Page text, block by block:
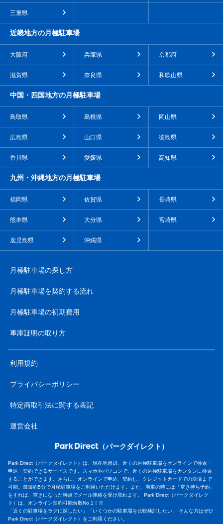
三重県
近畿地方の月極駐車場
大阪府 兵庫県 京都府
滋賀県 奈良県 和歌山県
中国・四国地方の月極駐車場
鳥取県 島根県 岡山県
広島県 山口県 徳島県
香川県 愛媛県 高知県
九州・沖縄地方の月極駐車場
福岡県 佐賀県 長崎県
熊本県 大分県 宮崎県
鹿児島県 沖縄県
月極駐車場の探し方
月極駐車場を契約する流れ
月極駐車場の初期費用
車庫証明の取り方
利用規約
プライバシーポリシー
特定商取引法に関する表記
運営会社
（パークダイレクト）
Park Direct（パークダイレクト）は、現在地周辺、近くの月極駐車場をオンラインで検索・
申込・契約できるサービスです。スマホやパソコンで、近くの月極駐車場をカンタンに検索
することができます。さらに、オンラインで申込、契約し、クレジットカードでの決済まで
可能。最短約5分で月極駐車場をご利用いただけます。また、満車の時には「空き待ち予約」
をすれば、空きになった時点でメール連絡を受け取れます。 Park Direct（パークダイレク
ト）は、オンライン契約可能台数No.1！※
「近くの駐車場をラクに探したい」「いくつかの駐車場を比較検討したい」 そんな方はぜひ
Park Direct（パークダイレクト）をご利用ください。